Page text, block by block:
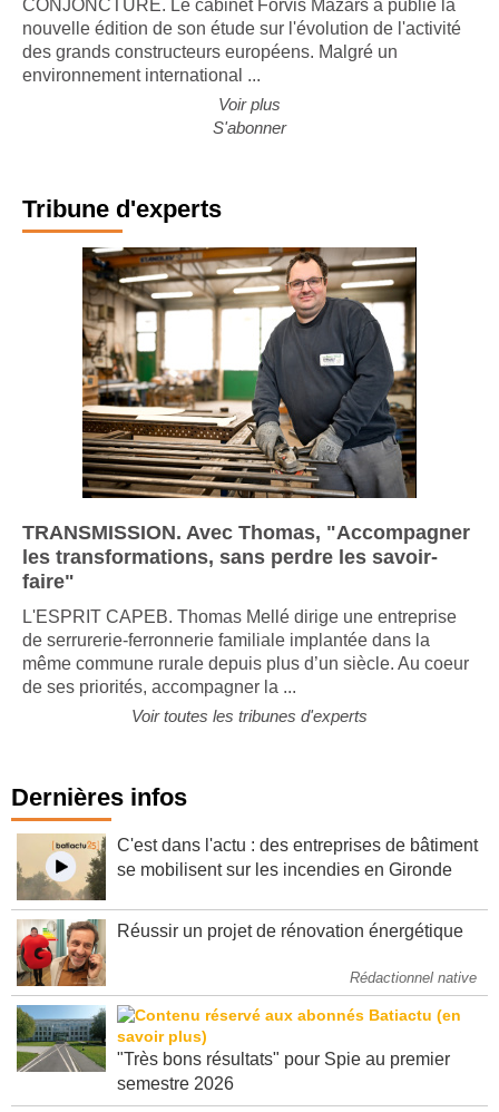
CONJONCTURE. Le cabinet Forvis Mazars a publié la
nouvelle édition de son étude sur l'évolution de l'activité
des grands constructeurs européens. Malgré un
Voir plus
Tribune d'experts
TRANSMISSION. Avec Thomas, "Accompagner
les transformations, sans perdre les savoir-
L'ESPRIT CAPEB. Thomas Mellé dirige une entreprise
de serrurerie-ferronnerie familiale implantée dans la
même commune rurale depuis plus d’un siècle. Au coeur
Dernières infos
C'est dans l'actu : des entreprises de bâtiment
Rédactionnel native
"Très bons résultats" pour Spie au premier